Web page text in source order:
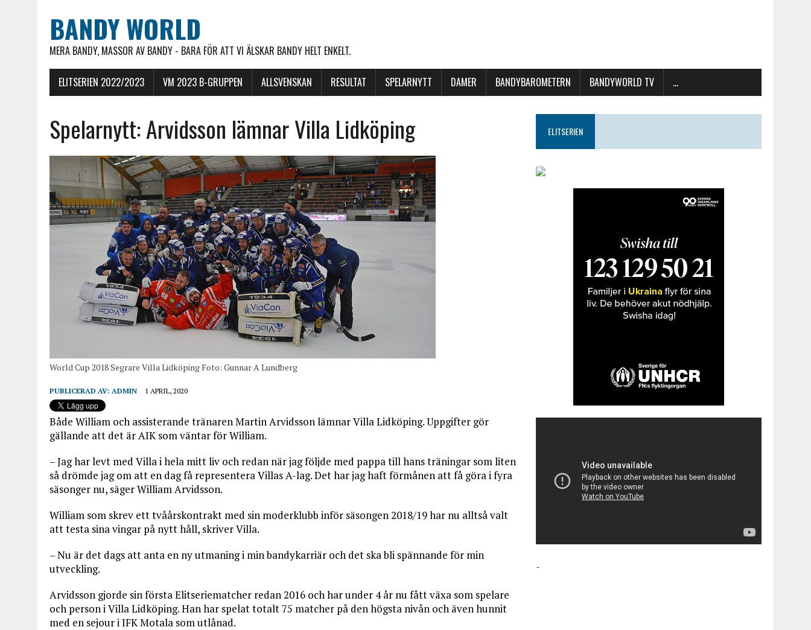
BANDY WORLD
MERA BANDY, MASSOR AV BANDY - BARA FÖR ATT VI ÄLSKAR BANDY HELT ENKELT.
ELITSERIEN 2022/2023 VM 2023 B-GRUPPEN ALLSVENSKAN RESULTAT SPELARNYTT DAMER BANDYBAROMETERN BANDYWORLD TV …
Spelarnytt: Arvidsson lämnar Villa Lidköping
World Cup 2018 Segrare Villa Lidköping Foto: Gunnar A Lundberg
PUBLICERAD AV: ADMIN 1 APRIL, 2020
Både William och assisterande tränaren Martin Arvidsson lämnar Villa Lidköping. Uppgifter gör
gällande att det är AIK som väntar för William.
– Jag har levt med Villa i hela mitt liv och redan när jag följde med pappa till hans träningar som liten
så drömde jag om att en dag få representera Villas A-lag. Det har jag haft förmånen att få göra i fyra
säsonger nu, säger William Arvidsson.
William som skrev ett tvåårskontrakt med sin moderklubb inför säsongen 2018/19 har nu alltså valt
att testa sina vingar på nytt håll, skriver Villa.
– Nu är det dags att anta en ny utmaning i min bandykarriär och det ska bli spännande för min
utveckling.
Arvidsson gjorde sin första Elitseriematcher redan 2016 och har under 4 år nu fått växa som spelare
och person i Villa Lidköping. Han har spelat totalt 75 matcher på den högsta nivån och även hunnit
med en sejour i IFK Motala som utlånad.
ELITSERIEN
-